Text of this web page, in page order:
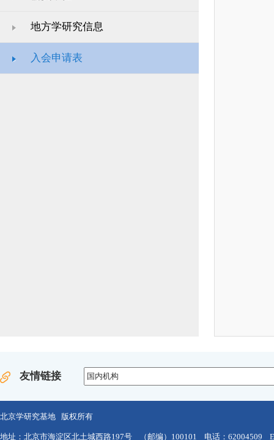
地方学研究信息
入会申请表
友情链接
北京学研究基地 版权所有
地址：北京市海淀区北土城西路197号 （邮编）100101 电话：62004509